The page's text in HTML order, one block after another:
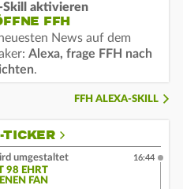
Skill aktivieren
FFH
News auf dem
Alexa, frage FFH nach
.
FFH ALEXA-SKILL
TICKER
umgestaltet
98 EHRT
FAN
16:44